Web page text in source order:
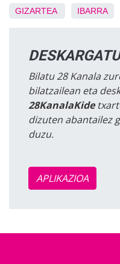
GIZARTEA IBARRA
Bilatu 28 Kanala
bilatzailean eta
28KanalaKide
dizuten abantailez
duzu.
APLIKAZIOA